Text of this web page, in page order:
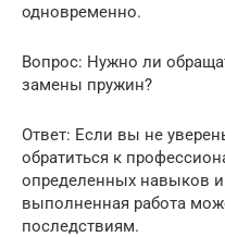
одновременно.
Вопрос: Нужно ли
замены пружин?
Ответ: Если вы не
обратиться к
определенных навыков
выполненная работа
последствиям.